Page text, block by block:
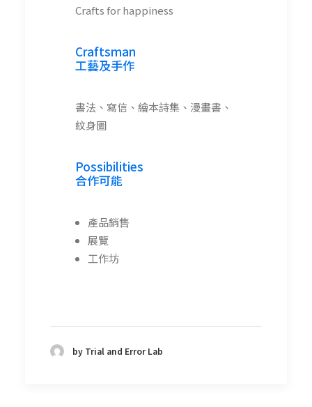
Crafts for happiness
Craftsman
工藝及手作
書法、寫信、繪本詩集、漫畫書、
紋身圖
Possibilities
合作可能
產品銷售
展覽
工作坊
by Trial and Error Lab